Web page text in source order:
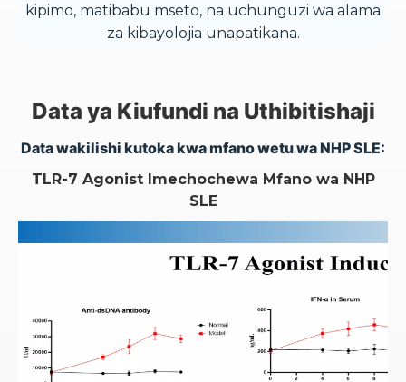
kipimo, matibabu mseto, na uchunguzi wa alama
za kibayolojia unapatikana.
Data ya Kiufundi na Uthibitishaji
Data wakilishi kutoka kwa mfano wetu wa NHP SLE:
TLR-7 Agonist Imechochewa Mfano wa NHP
SLE